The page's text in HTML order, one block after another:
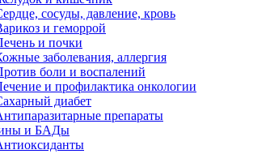
сосуды, давление, кровь
и геморрой
и почки
заболевания, аллергия
боли и воспалений
и профилактика онкологии
диабет
препараты
и БАДы